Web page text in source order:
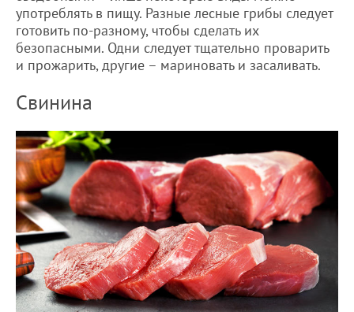
употреблять в пищу. Разные лесные грибы следует
готовить по-разному, чтобы сделать их
безопасными. Одни следует тщательно проварить
и прожарить, другие – мариновать и засаливать.
Свинина